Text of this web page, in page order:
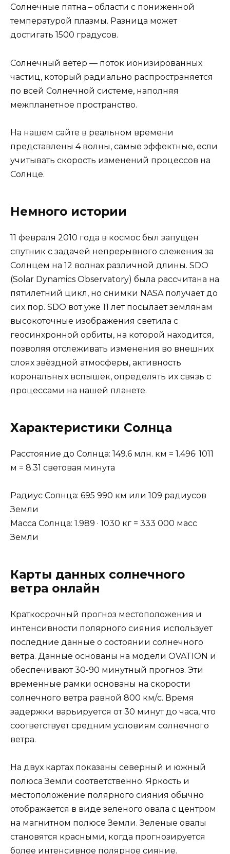
Солнечные пятна – области с пониженной
температурой плазмы. Разница может
достигать 1500 градусов.
Солнечный ветер — поток ионизированных
частиц, который радиально распространяется
по всей Солнечной системе, наполняя
межпланетное пространство.
На нашем сайте в реальном времени
представлены 4 волны, самые эффектные, если
учитывать скорость изменений процессов на
Солнце.
Немного истории
11 февраля 2010 года в космос был запущен
спутник с задачей непрерывного слежения за
Солнцем на 12 волнах различной длины. SDO
(Solar Dynamics Observatory) была рассчитана на
пятилетний цикл, но снимки NASA получает до
сих пор. SDO вот уже 11 лет посылает землянам
высокоточные изображения светила с
геосинхронной орбиты, на которой находится,
позволяя отслеживать изменения во внешних
слоях звёздной атмосферы, активность
корональных вспышек, определять их связь с
процессами на нашей планете.
Характеристики Солнца
Расстояние до Солнца: 149.6 млн. км = 1.496· 1011
м = 8.31 световая минута
Радиус Солнца: 695 990 км или 109 радиусов
Земли
Масса Солнца: 1.989 · 1030 кг = 333 000 масс
Земли
Карты данных солнечного
ветра онлайн
Краткосрочный прогноз местоположения и
интенсивности полярного сияния использует
последние данные о состоянии солнечного
ветра. Данные основаны на модели OVATION и
обеспечивают 30-90 минутный прогноз. Эти
временные рамки основаны на скорости
солнечного ветра равной 800 км/с. Время
задержки варьируется от 30 минут до часа, что
соответствует средним условиям солнечного
ветра.
На двух картах показаны северный и южный
полюса Земли соответственно. Яркость и
местоположение полярного сияния обычно
отображается в виде зеленого овала с центром
на магнитном полюсе Земли. Зеленые овалы
становятся красными, когда прогнозируется
более интенсивное полярное сияние.